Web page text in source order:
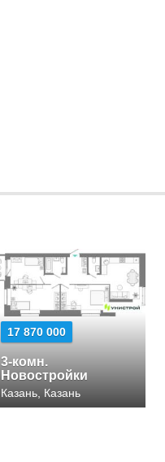
17 870 000
3-комн.
Новостройки
Казань, Казань